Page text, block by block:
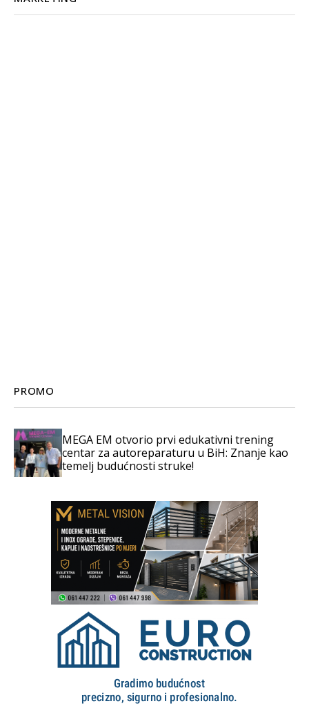
PROMO
MEGA EM otvorio prvi edukativni trening
centar za autoreparaturu u BiH: Znanje kao
temelj budućnosti struke!